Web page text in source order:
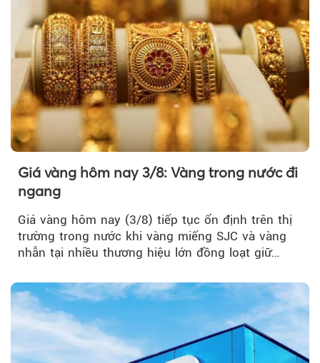
Giá vàng hôm nay 3/8: Vàng trong nước đi
ngang
Giá vàng hôm nay (3/8) tiếp tục ổn định trên thị
trường trong nước khi vàng miếng SJC và vàng
nhẫn tại nhiều thương hiệu lớn đồng loạt giữ